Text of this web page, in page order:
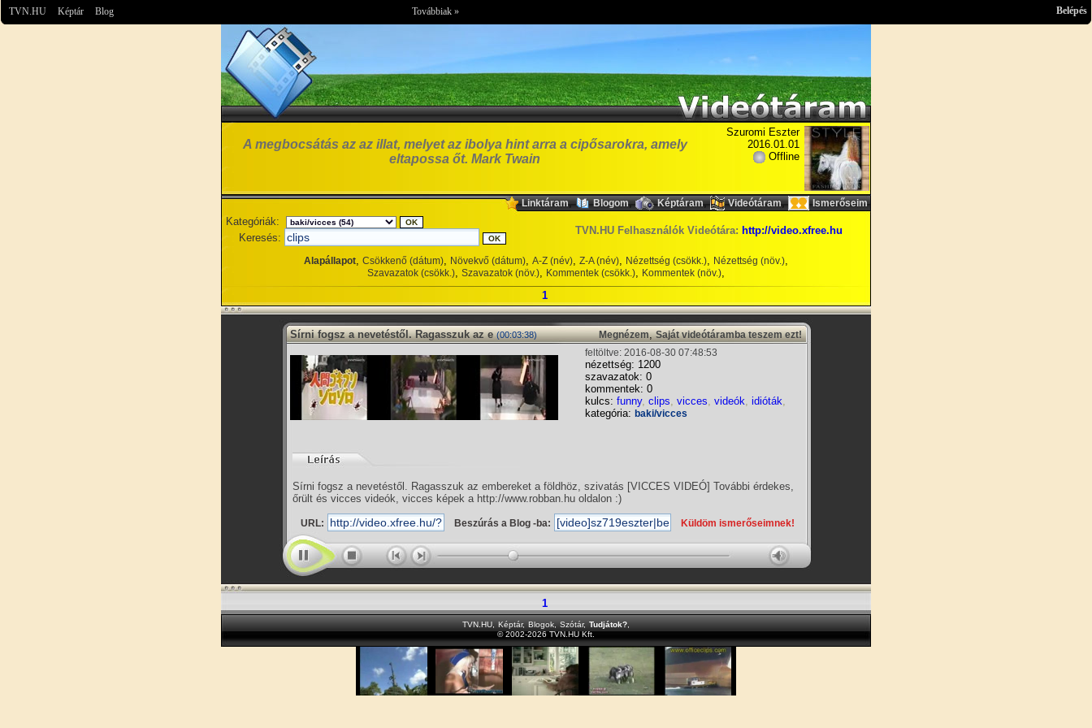
TVN.HU Képtár Blog Továbbiak » Belépés
A megbocsátás az az illat, melyet az ibolya hint arra a cipősarokra, amely
eltapossa őt. Mark Twain
Szuromi Eszter
2016.01.01
Offline
Linktáram, Blogom, Képtáram, Videótáram, Ismerőseim
Kategóriák:
Keresés:
TVN.HU Felhasználók Videótára: http://video.xfree.hu
Alapállapot, Csökkenő (dátum), Növekvő (dátum), A-Z (név), Z-A (név), Nézettség (csökk.), Nézettség (növ.),
Szavazatok (csökk.), Szavazatok (növ.), Kommentek (csökk.), Kommentek (növ.),
1
Sírni fogsz a nevetéstől. Ragasszuk az e (00:03:38) Megnézem,Saját videótáramba teszem ezt!
feltöltve: 2016-08-30 07:48:53
nézettség: 1200
szavazatok: 0
kommentek: 0
kulcs: funny, clips, vicces, videók, idióták,
kategória: baki/vicces
Sírni fogsz a nevetéstől. Ragasszuk az embereket a földhöz, szivatás [VICCES VIDEÓ] További érdekes,
őrült és vicces videók, vicces képek a http://www.robban.hu oldalon :)
URL: Beszúrás a Blog -ba: Küldöm ismerőseimnek!
1
TVN.HU Képtár, Blogok Szótár, Tudjátok?
© 2002-2026 TVN.HU Kft.